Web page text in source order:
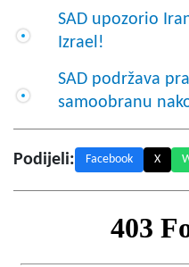
SAD upozorio
Izrael!
SAD podržava
samoobranu
Podijeli: Facebook X